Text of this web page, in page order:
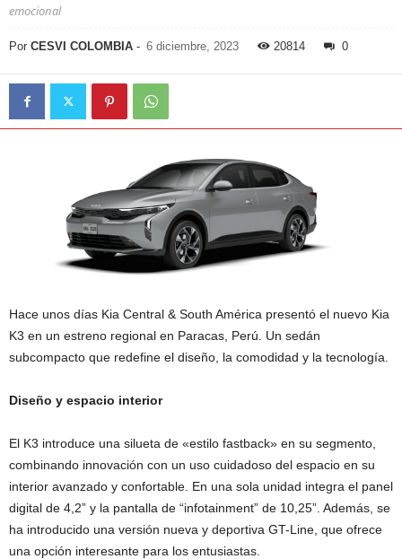
emocional
Por CESVI COLOMBIA - 6 diciembre, 2023 20814 0
Hace unos días Kia Central & South América presentó el nuevo Kia
K3 en un estreno regional en Paracas, Perú. Un sedán
subcompacto que redefine el diseño, la comodidad y la tecnología.
Diseño y espacio interior
El K3 introduce una silueta de «estilo fastback» en su segmento,
combinando innovación con un uso cuidadoso del espacio en su
interior avanzado y confortable. En una sola unidad integra el panel
digital de 4,2” y la pantalla de “infotainment” de 10,25”. Además, se
ha introducido una versión nueva y deportiva GT-Line, que ofrece
una opción interesante para los entusiastas.